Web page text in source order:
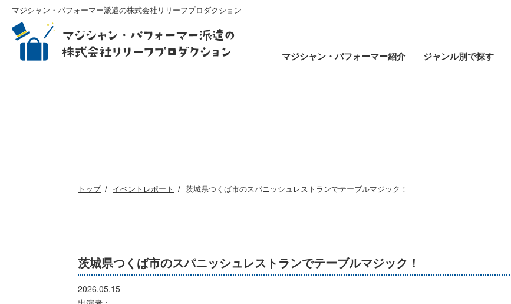
マジシャン・パフォーマー派遣の株式会社リリーフプロダクション
マジシャン・パフォーマー紹介 ジャンル別で探す
トップ イベントレポート 茨城県つくば市のスパニッシュレストランでテーブルマジック！
茨城県つくば市のスパニッシュレストランでテーブルマジック！
2026.05.15